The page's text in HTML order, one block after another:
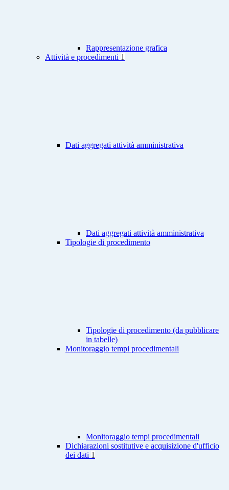
Rappresentazione grafica
Attività e procedimenti 1
Dati aggregati attività amministrativa
Dati aggregati attività amministrativa
Tipologie di procedimento
Tipologie di procedimento (da pubblicare
in tabelle)
Monitoraggio tempi procedimentali
Monitoraggio tempi procedimentali
Dichiarazioni sostitutive e acquisizione d'ufficio
dei dati 1